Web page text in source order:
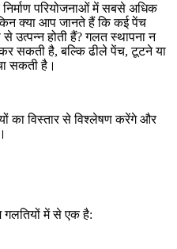
परियोजनाओं में सबसे अधिक
क्या आप जानते हैं कि कई पेंच
उत्पन्न होती हैं? गलत स्थापना न
सकती है, बल्कि ढीले पेंच, टूटने या
सकती है।
का विस्तार से विश्लेषण करेंगे और
में से एक है: